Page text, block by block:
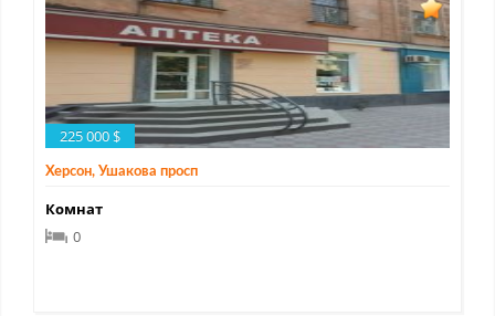
225 000 $
Херсон, Ушакова просп
Комнат
0